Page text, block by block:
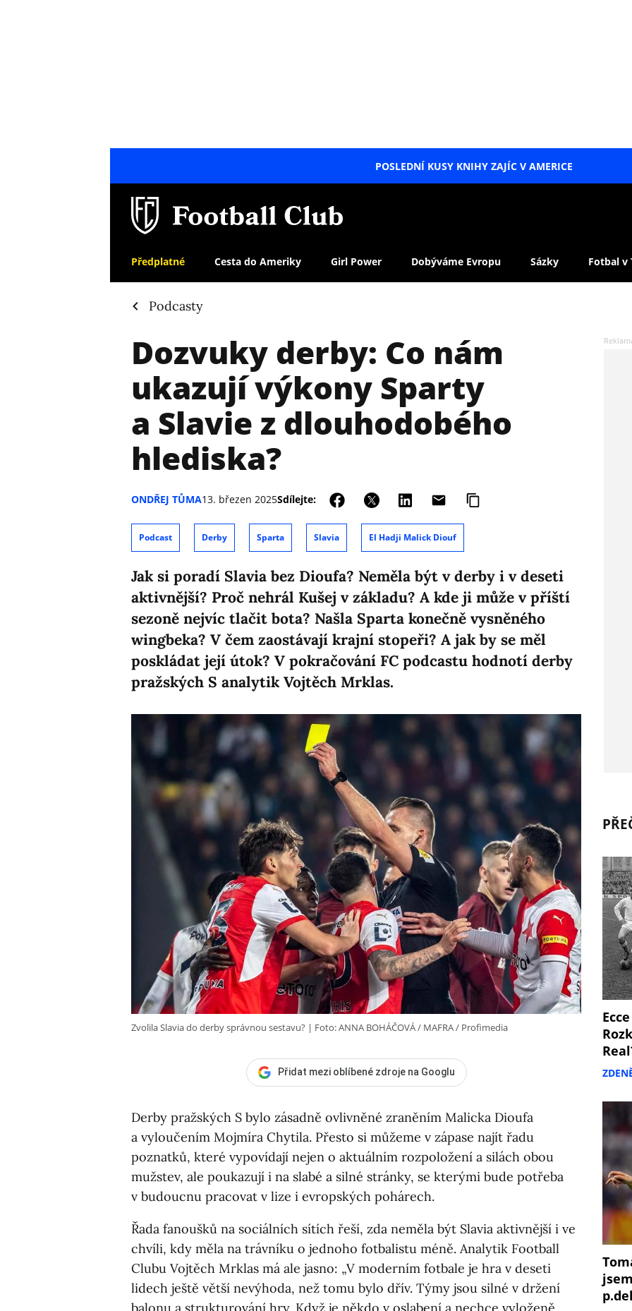
POSLEDNÍ KUSY KNIHY ZAJÍC V AMERICE
Předplatné Cesta do Ameriky Girl Power Dobýváme Evropu Sázky Fotbal v
Podcasty
Dozvuky derby: Co nám
ukazují výkony Sparty
a Slavie z dlouhodobého
hlediska?
ONDŘEJ TŮMA13. březen 2025Sdílejte:
Podcast Derby Sparta Slavia El Hadji Malick Diouf
Jak si poradí Slavia bez Dioufa? Neměla být v derby i v deseti
aktivnější? Proč nehrál Kušej v základu? A kde ji může v příští
sezoně nejvíc tlačit bota? Našla Sparta konečně vysněného
wingbeka? V čem zaostávají krajní stopeři? A jak by se měl
poskládat její útok? V pokračování FC podcastu hodnotí derby
pražských S analytik Vojtěch Mrklas.
Zvolila Slavia do derby správnou sestavu? Foto: ANNA BOHÁČOVÁ / MAFRA / Profimedia
Přidat mezi oblíbené zdroje na Googlu
Derby pražských S bylo zásadně ovlivněné zraněním Malicka Dioufa
a vyloučením Mojmíra Chytila. Přesto si můžeme v zápase najít řadu
poznatků, které vypovídají nejen o aktuálním rozpoložení a silách obou
mužstev, ale poukazují i na slabé a silné stránky, se kterými bude potřeba
v budoucnu pracovat v lize i evropských pohárech.
Řada fanoušků na sociálních sítích řeší, zda neměla být Slavia aktivnější i ve
chvíli, kdy měla na trávníku o jednoho fotbalistu méně. Analytik Football
Clubu Vojtěch Mrklas má ale jasno: „V moderním fotbale je hra v deseti
lidech ještě větší nevýhoda, než tomu bylo dřív. Týmy jsou silné v držení
balonu a strukturování hry. Když je někdo v oslabení a nechce vyloženě
p.del